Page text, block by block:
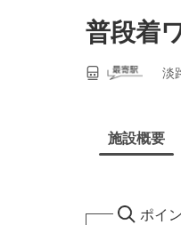
普段着
淡
施設概要
ポイ